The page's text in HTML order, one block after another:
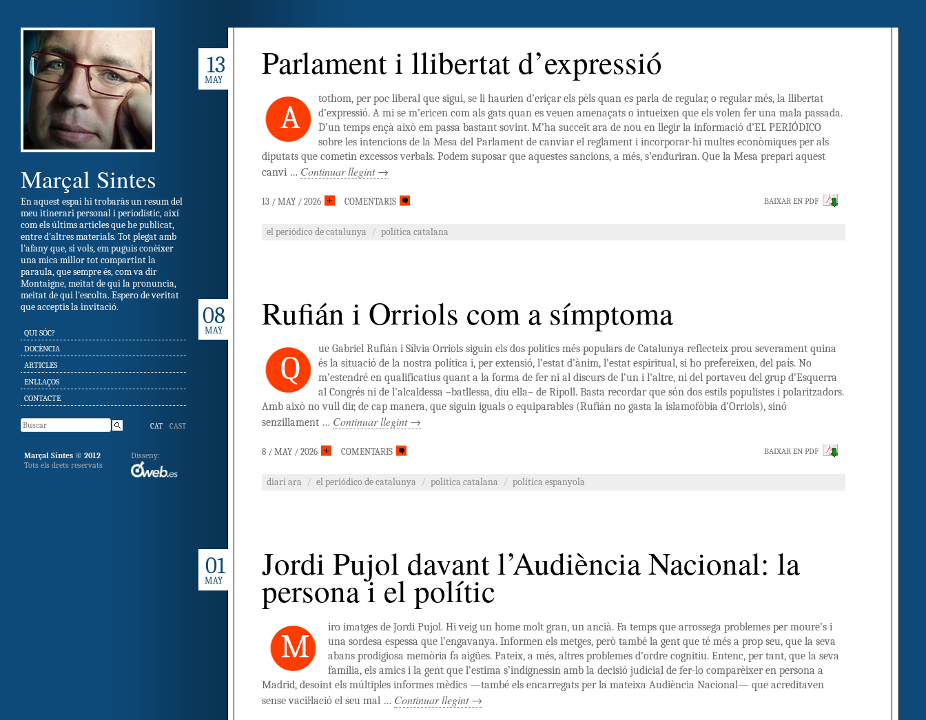
Marçal Sintes
En aquest espai hi trobaràs un resum del
meu itinerari personal i periodístic, així
com els últims articles que he publicat,
entre d'altres materials. Tot plegat amb
l'afany que, si vols, em puguis conèixer
una mica millor tot compartint la
paraula, que sempre és, com va dir
Montaigne, meitat de qui la pronuncia,
meitat de qui l'escolta. Espero de veritat
que acceptis la invitació.
SKIP TO CONTENT
QUI SÓC?
DOCÈNCIA
ARTICLES
ENLLAÇOS
CONTACTE
CAT CAST
Marçal Sintes © 2012
Tots els drets reservats
Disseny:
13
MAY Parlament i llibertat d’expressió
A
tothom, per poc liberal que sigui, se li haurien d’eriçar els pèls quan es parla de regular, o regular més, la llibertat
d’expressió. A mi se m’ericen com als gats quan es veuen amenaçats o intueixen que els volen fer una mala passada.
D’un temps ençà això em passa bastant sovint. M’ha succeït ara de nou en llegir la informació d’EL PERIÓDICO
sobre les intencions de la Mesa del Parlament de canviar el reglament i incorporar-hi multes econòmiques per als
diputats que cometin excessos verbals. Podem suposar que aquestes sancions, a més, s’enduriran. Que la Mesa prepari aquest
canvi … Continuar llegint→
13 / MAY / 2026 COMENTARIS BAIXAR EN PDF
el periódico de catalunya / política catalana
08
MAY Rufián i Orriols com a símptoma
Q
ue Gabriel Rufián i Sílvia Orriols siguin els dos polítics més populars de Catalunya reflecteix prou severament quina
és la situació de la nostra política i, per extensió, l’estat d’ànim, l’estat espiritual, si ho prefereixen, del país. No
m’estendré en qualificatius quant a la forma de fer ni al discurs de l’un i l’altre, ni del portaveu del grup d’Esquerra
al Congrés ni de l’alcaldessa –batllessa, diu ella– de Ripoll. Basta recordar que són dos estils populistes i polaritzadors.
Amb això no vull dir, de cap manera, que siguin iguals o equiparables (Rufián no gasta la islamofòbia d’Orriols), sinó
senzillament … Continuar llegint→
8 / MAY / 2026 COMENTARIS BAIXAR EN PDF
diari ara / el periódico de catalunya / política catalana / política espanyola
01
MAY Jordi Pujol davant l’Audiència Nacional: la
persona i el polític
M
iro imatges de Jordi Pujol. Hi veig un home molt gran, un ancià. Fa temps que arrossega problemes per moure’s i
una sordesa espessa que l’engavanya. Informen els metges, però també la gent que té més a prop seu, que la seva
abans prodigiosa memòria fa aigües. Pateix, a més, altres problemes d’ordre cognitiu. Entenc, per tant, que la seva
família, els amics i la gent que l’estima s’indignessin amb la decisió judicial de fer-lo comparèixer en persona a
Madrid, desoint els múltiples informes mèdics —també els encarregats per la mateixa Audiència Nacional— que acreditaven
sense vacil·lació el seu mal … Continuar llegint→